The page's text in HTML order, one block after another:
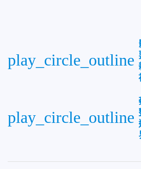
play_circle_outline
play_circle_outline